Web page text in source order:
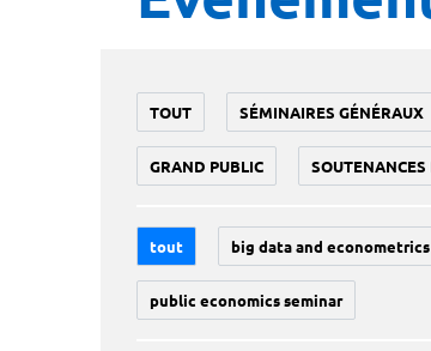
TOUT SÉMINAIRES GÉNÉRAUX
GRAND PUBLIC SOUTENANCES
tout big data and
public economics seminar